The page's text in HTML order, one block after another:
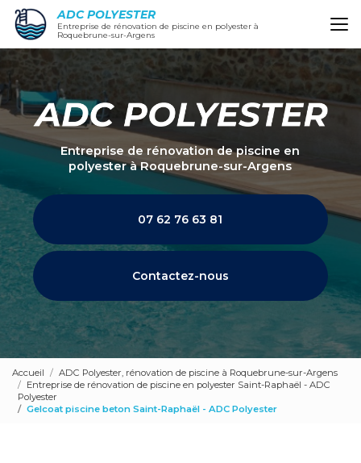
Aller
contenu
principal
ADC POLYESTER
Entreprise de rénovation de piscine en polyester à
Roquebrune-sur-Argens
Entreprise de rénovation de piscine en
polyesterà Roquebrune-sur-Argens
07 62 76 63 81
Contactez-nous
Accueil
ADC Polyester, rénovation de piscine à Roquebrune-sur-Argens
Entreprise de rénovation de piscine en polyester Saint-Raphaël - ADC
Polyester
Gelcoat piscine beton Saint-Raphaël - ADC Polyester